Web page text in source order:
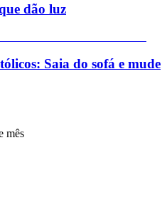
dão luz
Saia do sofá e mude
mês